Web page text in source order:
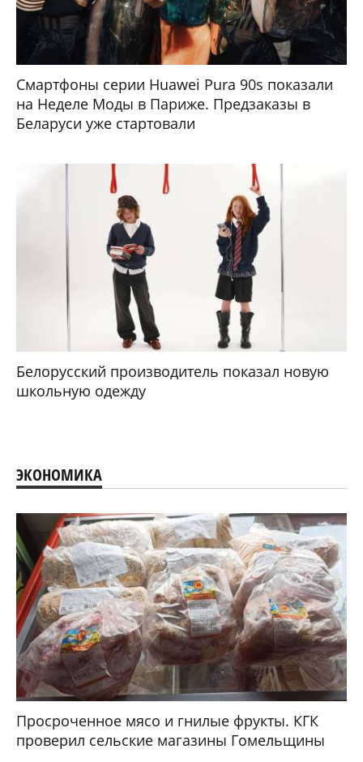
Смартфоны серии Huawei Pura 90s показали
на Неделе Моды в Париже. Предзаказы в
Беларуси уже стартовали
Белорусский производитель показал новую
школьную одежду
ЭКОНОМИКА
Просроченное мясо и гнилые фрукты. КГК
проверил сельские магазины Гомельщины